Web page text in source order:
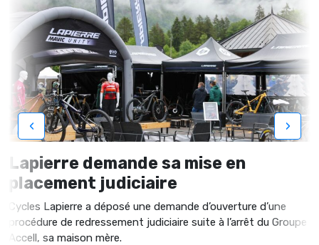
Lapierre demande sa mise en
placement judiciaire
Cycles Lapierre a déposé une demande d’ouverture d’une
procédure de redressement judiciaire suite à l’arrêt du Groupe
Accell, sa maison mère.
‹ ›